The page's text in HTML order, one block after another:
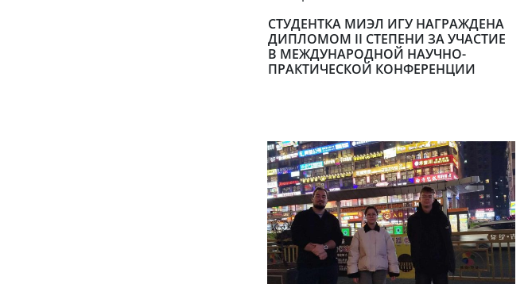
СТУДЕНТКА МИЭЛ ИГУ НАГРАЖДЕНА
ДИПЛОМОМ II СТЕПЕНИ ЗА УЧАСТИЕ
В МЕЖДУНАРОДНОЙ НАУЧНО-
ПРАКТИЧЕСКОЙ КОНФЕРЕНЦИИ